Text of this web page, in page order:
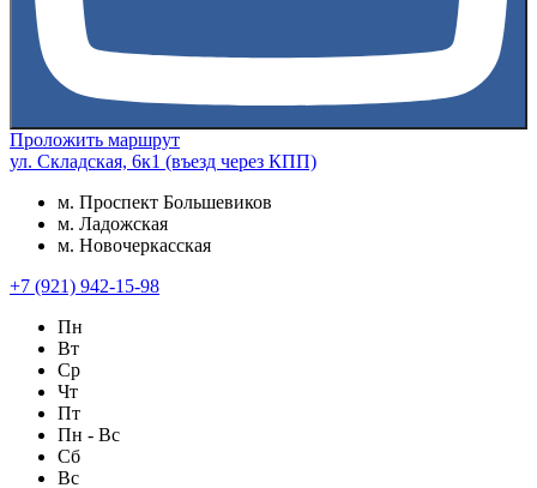
Проложить маршрут
ул. Складская, 6к1 (въезд через КПП)
м. Проспект Большевиков
м. Ладожская
м. Новочеркасская
+7 (921) 942-15-98
Пн
Вт
Ср
Чт
Пт
Пн - Вс
Сб
Вс